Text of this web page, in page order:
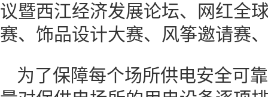
议暨西江经济发展论坛、网红全
赛、饰品设计大赛、风筝邀请赛
为了保障每个场所供电安全可